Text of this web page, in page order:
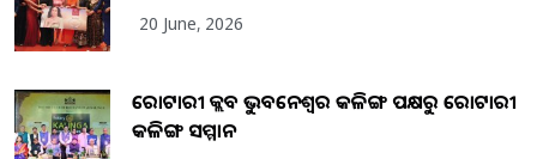
20 June, 2026
ରୋଟାରୀ କ୍ଲବ ଭୁବନେଶ୍ୱର କଳିଙ୍ଗ ପକ୍ଷରୁ ରୋଟାରୀ
କଳିଙ୍ଗ ସମ୍ମାନ